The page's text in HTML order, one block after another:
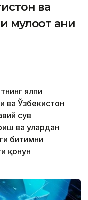
ва
аниқ
ялпи
ва Ўзбекистон
сув
ва улардан
битимни
қонун